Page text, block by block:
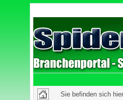
Sie befinden sich